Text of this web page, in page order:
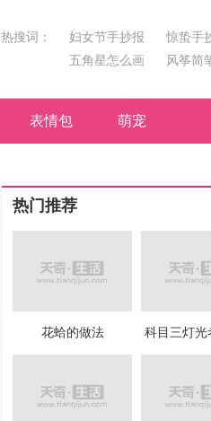
热搜词： 妇女节手抄报
惊蛰手
五角星怎么画
风筝简
表情包 萌宠
热门推荐
花蛤的做法 科目三灯光